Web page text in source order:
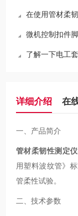
在使用管材柔
微机控制扣件
了解一下电工
详细介绍 在
一、产品简介
管材柔韧性测定仪
用塑料波纹管》
管柔性试验。
二、技术参数